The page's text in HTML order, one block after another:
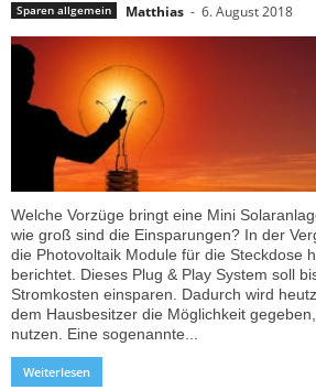
Sparen allgemein Matthias - 6. August 2018
Welche Vorzüge bringt eine Mini
wie groß sind die Einsparungen? In der
die Photovoltaik Module für die Steckdose
berichtet. Dieses Plug & Play System soll
Stromkosten einsparen. Dadurch wird
dem Hausbesitzer die Möglichkeit
nutzen. Eine sogenannte...
Weiterlesen